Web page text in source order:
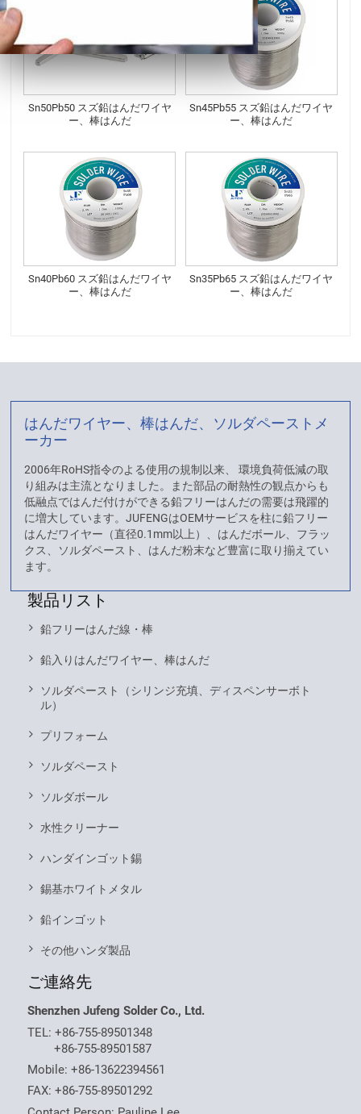
Sn50Pb50 スズ鉛はんだワイヤ
ー、棒はんだ
Sn45Pb55 スズ鉛はんだワイヤ
ー、棒はんだ
Sn40Pb60 スズ鉛はんだワイヤ
ー、棒はんだ
Sn35Pb65 スズ鉛はんだワイヤ
ー、棒はんだ
はんだワイヤー、棒はんだ、ソルダペーストメ
ーカー
2006年RoHS指令のよる使用の規制以来、 環境負荷低減の取
り組みは主流となりました。また部品の耐熱性の観点からも
低融点ではんだ付けができる鉛フリーはんだの需要は飛躍的
に増大しています。JUFENGはOEMサービスを柱に鉛フリー
はんだワイヤー（直径0.1mm以上）、はんだボール、フラッ
クス、ソルダペースト、はんだ粉末など豊富に取り揃えてい
ます。
製品リスト
鉛フリーはんだ線・棒
鉛入りはんだワイヤー、棒はんだ
ソルダペースト（シリンジ充填、ディスペンサーボト
ル）
プリフォーム
ソルダペースト
ソルダボール
水性クリーナー
ハンダインゴット錫
錫基ホワイトメタル
鉛インゴット
その他ハンダ製品
ご連絡先
Shenzhen Jufeng Solder Co., Ltd.
TEL:+86-755-89501348
+86-755-89501587
Mobile:+86-13622394561
FAX: +86-755-89501292